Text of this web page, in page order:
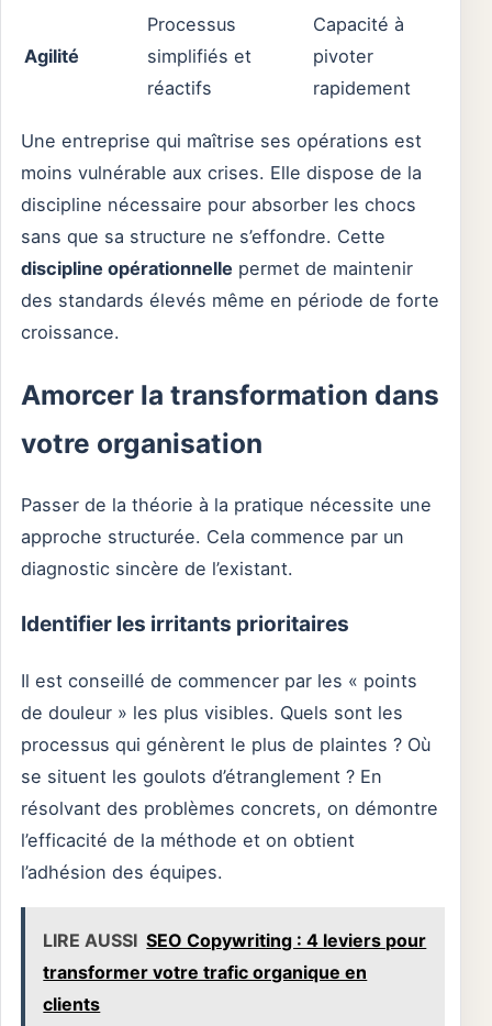
Agilité
Processus
simplifiés et
réactifs
Capacité à
pivoter
rapidement
Une entreprise qui maîtrise ses opérations est
moins vulnérable aux crises. Elle dispose de la
discipline nécessaire pour absorber les chocs
sans que sa structure ne s’effondre. Cette
discipline opérationnelle permet de maintenir
des standards élevés même en période de forte
croissance.
Amorcer la transformation dans
votre organisation
Passer de la théorie à la pratique nécessite une
approche structurée. Cela commence par un
diagnostic sincère de l’existant.
Identifier les irritants prioritaires
Il est conseillé de commencer par les « points
de douleur » les plus visibles. Quels sont les
processus qui génèrent le plus de plaintes ? Où
se situent les goulots d’étranglement ? En
résolvant des problèmes concrets, on démontre
l’efficacité de la méthode et on obtient
l’adhésion des équipes.
LIRE AUSSI SEO Copywriting : 4 leviers pour
transformer votre trafic organique en
clients